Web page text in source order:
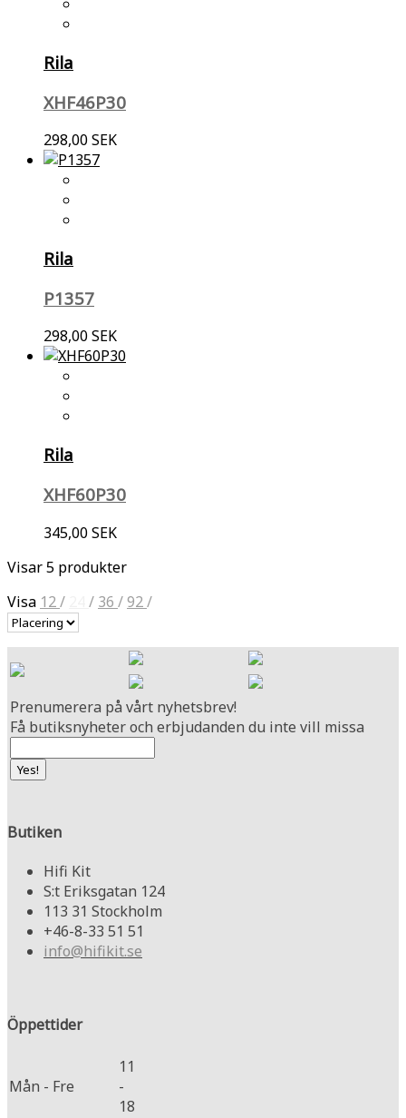
Rila
XHF46P30
298,00 SEK
Rila
P1357
298,00 SEK
Rila
XHF60P30
345,00 SEK
Visar 5 produkter
Visa 12/ / 36 /92/
Prenumerera på vårt nyhetsbrev!
Få butiksnyheter och erbjudanden du inte vill missa
Butiken
Hifi Kit
S:t Eriksgatan 124
113 31 Stockholm
+46-8-33 51 51
info@hifikit.se
Öppettider
Mån - Fre
11
-
18